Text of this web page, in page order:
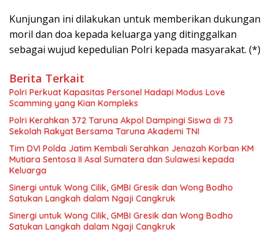
Kunjungan ini dilakukan untuk memberikan dukungan
moril dan doa kepada keluarga yang ditinggalkan
sebagai wujud kepedulian Polri kepada masyarakat. (*)
Berita Terkait
Polri Perkuat Kapasitas Personel Hadapi Modus Love
Scamming yang Kian Kompleks
Polri Kerahkan 372 Taruna Akpol Dampingi Siswa di 73
Sekolah Rakyat Bersama Taruna Akademi TNI
Tim DVI Polda Jatim Kembali Serahkan Jenazah Korban KM
Mutiara Sentosa II Asal Sumatera dan Sulawesi kepada
Keluarga
Sinergi untuk Wong Cilik, GMBI Gresik dan Wong Bodho
Satukan Langkah dalam Ngaji Cangkruk
Sinergi untuk Wong Cilik, GMBI Gresik dan Wong Bodho
Satukan Langkah dalam Ngaji Cangkruk